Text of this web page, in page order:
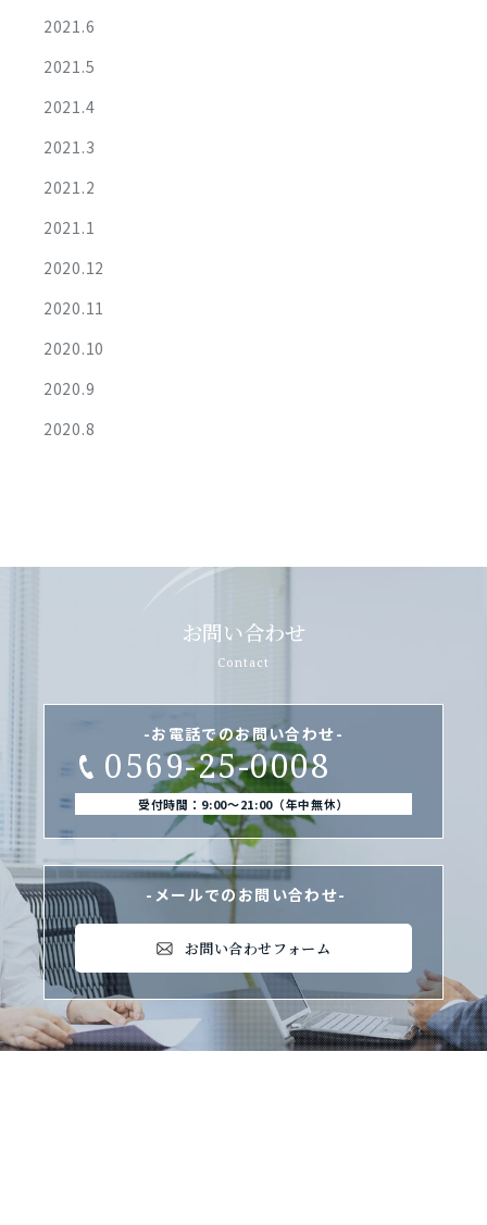
2021.6
2021.5
2021.4
2021.3
2021.2
2021.1
2020.12
2020.11
2020.10
2020.9
2020.8
お問い合わせ
Contact
-お電話でのお問い合わせ-
0569-25-0008
受付時間：9:00〜21:00（年中無休）
-メールでのお問い合わせ-
お問い合わせフォーム